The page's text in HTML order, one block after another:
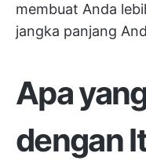
membuat Anda
jangka panjang
Apa
dengan